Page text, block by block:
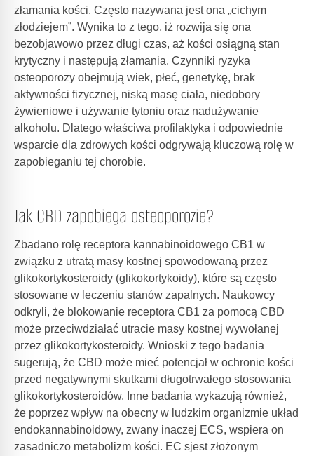
złamania kości. Często nazywana jest ona „cichym
złodziejem”. Wynika to z tego, iż rozwija się ona
bezobjawowo przez długi czas, aż kości osiągną stan
krytyczny i następują złamania. Czynniki ryzyka
osteoporozy obejmują wiek, płeć, genetykę, brak
aktywności fizycznej, niską masę ciała, niedobory
żywieniowe i używanie tytoniu oraz nadużywanie
alkoholu. Dlatego właściwa profilaktyka i odpowiednie
wsparcie dla zdrowych kości odgrywają kluczową rolę w
zapobieganiu tej chorobie.
Jak CBD zapobiega osteoporozie?
Zbadano rolę receptora kannabinoidowego CB1 w
związku z utratą masy kostnej spowodowaną przez
glikokortykosteroidy (glikokortykoidy), które są często
stosowane w leczeniu stanów zapalnych. Naukowcy
odkryli, że blokowanie receptora CB1 za pomocą CBD
może przeciwdziałać utracie masy kostnej wywołanej
przez glikokortykosteroidy. Wnioski z tego badania
sugerują, że CBD może mieć potencjał w ochronie kości
przed negatywnymi skutkami długotrwałego stosowania
glikokortykosteroidów. Inne badania wykazują również,
że poprzez wpływ na obecny w ludzkim organizmie układ
endokannabinoidowy, zwany inaczej ECS, wspiera on
zasadniczo metabolizm kości. EC sjest złożonym